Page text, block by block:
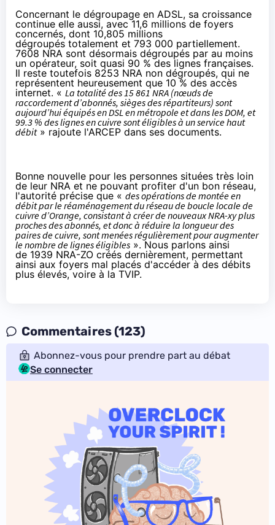
Concernant le dégroupage en ADSL, sa croissance
continue elle aussi, avec 11,6 millions de foyers
concernés, dont 10,805 millions
dégroupés totalement et 793 000 partiellement.
7608 NRA sont désormais dégroupés par au moins
un opérateur, soit quasi 90 % des lignes françaises.
Il reste toutefois 8253 NRA non dégroupés, qui ne
représentent heureusement que 10 % des accès
internet. « La totalité des 15 861 NRA (nœuds de
raccordement d’abonnés, sièges des répartiteurs) sont
aujourd’hui équipés en DSL en métropole et dans les DOM, et
99.3 % des lignes en cuivre sont éligibles à un service haut
débit» rajoute l'ARCEP dans ses documents.
Bonne nouvelle pour les personnes situées très loin
de leur NRA et ne pouvant profiter d'un bon réseau,
l'autorité précise que « des opérations de montée en
débit par le réaménagement du réseau de boucle locale de
cuivre d’Orange, consistant à créer de nouveaux NRA-xy plus
proches des abonnés, et donc à réduire la longueur des
paires de cuivre, sont menées régulièrement pour augmenter
le nombre de lignes éligibles ». Nous parlons ainsi
de 1939 NRA-ZO créés dernièrement, permettant
ainsi aux foyers mal placés d'accéder à des débits
plus élevés, voire à la TVIP.
Commentaires (123)
Abonnez-vous pour prendre part au débat
Se connecter